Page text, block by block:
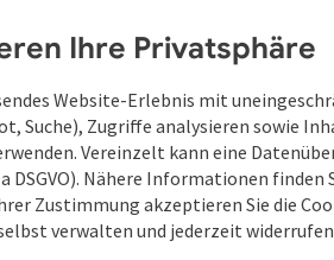
Nachname
Anfrage*
Ihre Privatsphäre
Website-Erlebnis mit
Suche), Zugriffe analysieren sowie
Vereinzelt kann eine
Nähere Informationen finden
Zustimmung akzeptieren Sie die
verwalten und jederzeit